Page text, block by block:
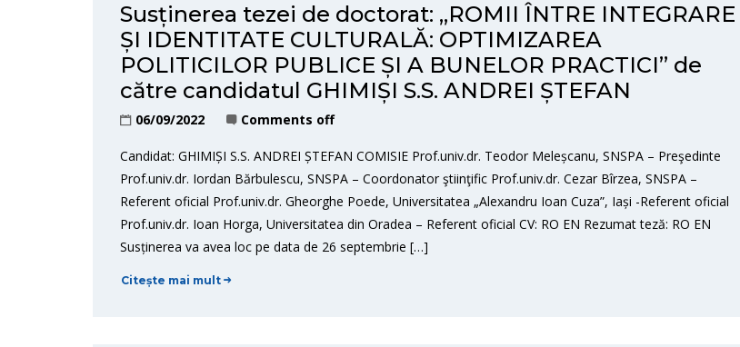
Susținerea tezei de doctorat: „ROMII ÎNTRE INTEGRARE
ȘI IDENTITATE CULTURALĂ: OPTIMIZAREA
POLITICILOR PUBLICE ȘI A BUNELOR PRACTICI” de
către candidatul GHIMIȘI S.S. ANDREI ȘTEFAN
06/09/2022 Comments off
Candidat: GHIMIȘI S.S. ANDREI ȘTEFAN COMISIE Prof.univ.dr. Teodor Meleșcanu, SNSPA – Preşedinte
Prof.univ.dr. Iordan Bărbulescu, SNSPA – Coordonator ştiinţific Prof.univ.dr. Cezar Bîrzea, SNSPA –
Referent oficial Prof.univ.dr. Gheorghe Poede, Universitatea „Alexandru Ioan Cuza”, Iași -Referent oficial
Prof.univ.dr. Ioan Horga, Universitatea din Oradea – Referent oficial CV: RO EN Rezumat teză: RO EN
Susținerea va avea loc pe data de 26 septembrie […]
Citește mai mult